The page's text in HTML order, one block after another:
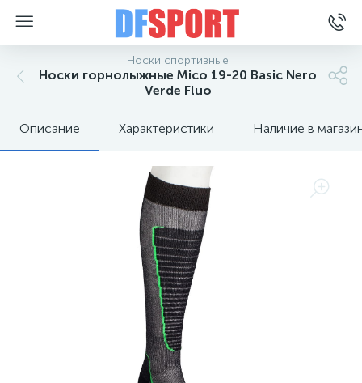
Носки спортивные
Носки горнолыжные Mico 19-20 Basic Nero
Verde Fluo
Описание Характеристики Наличие в